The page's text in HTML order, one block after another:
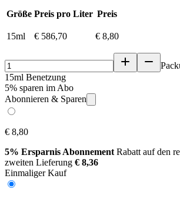
Größe Preis pro Liter Preis
15ml € 586,70 € 8,80
15ml Benetzung
5% sparen im Abo
Abonnieren & Sparen
€ 8,80
5% Ersparnis AbonnementRabatt auf den
zweiten Lieferung € 8,36
Einmaliger Kauf